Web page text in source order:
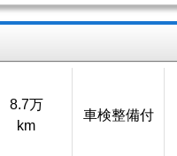
8.7万
km
車検整備付